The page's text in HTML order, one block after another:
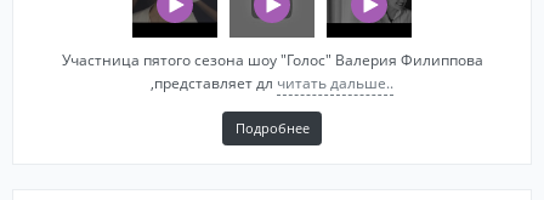
Участница пятого сезона шоу "Голос" Валерия Филиппова
,представляет дл читать дальше..
Подробнее